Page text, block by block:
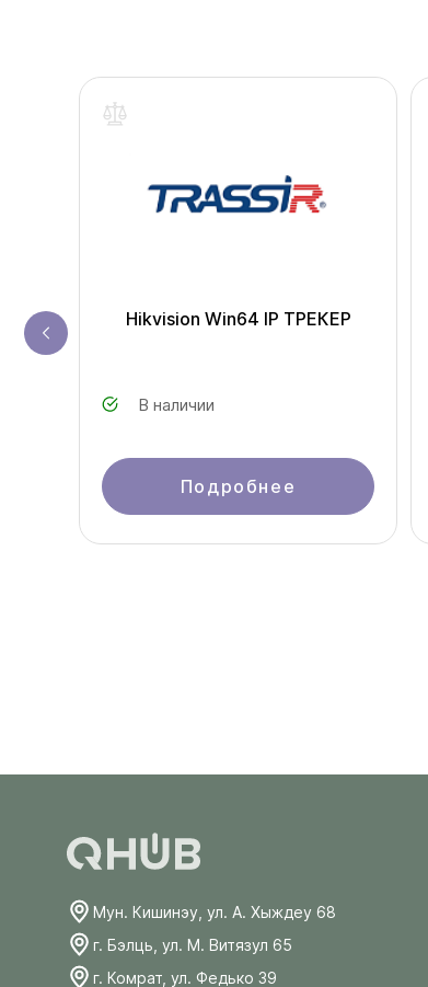
Hikvision Win64 IP ТРЕКЕР
В наличии
Подробнее
Мун. Кишинэу, ул. А. Хыждеу 68
г. Бэлць, ул. М. Витязул 65
г. Комрат, ул. Федько 39